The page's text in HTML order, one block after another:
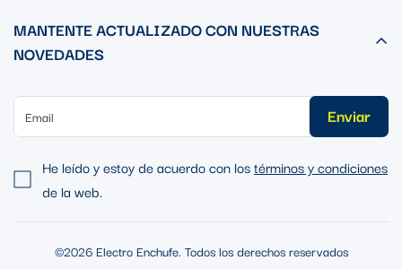
MANTENTE ACTUALIZADO CON NUESTRAS
NOVEDADES
Enviar
He leído y estoy de acuerdo con lostérminos y condiciones
de la web.
©2026 Electro Enchufe. Todos los derechos reservados